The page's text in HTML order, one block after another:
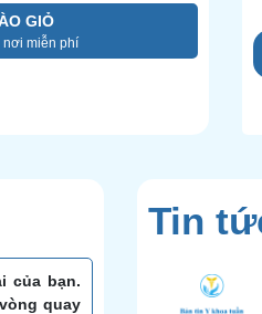
GIỎ
nơi miễn phí
của bạn.
quay
Tin